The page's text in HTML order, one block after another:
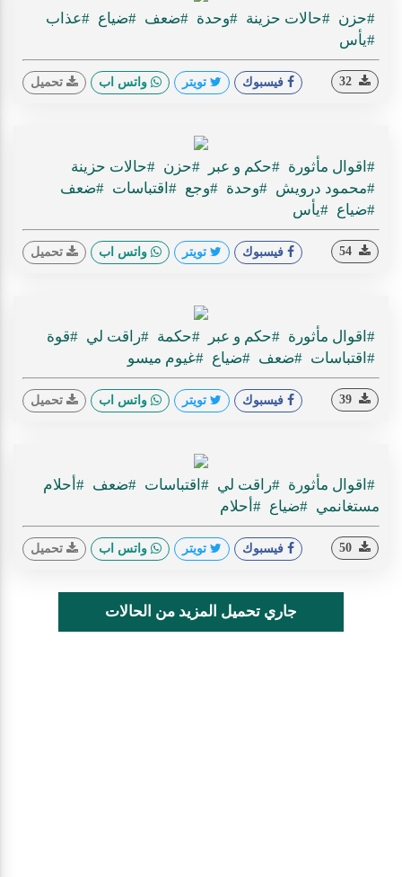
#حزن #حالات حزينة #وحدة #ضعف #ضياع #عذاب
#يأس
فيسبوك تويتر واتس اب تحميل
#اقوال مأثورة #حكم و عبر #حزن #حالات حزينة
#محمود درويش #وحدة #وجع #اقتباسات #ضعف
#ضياع #يأس
فيسبوك تويتر واتس اب تحميل
#اقوال مأثورة #حكم و عبر #حكمة #راقت لي #قوة
#اقتباسات #ضعف #ضياع #غيوم ميسو
فيسبوك تويتر واتس اب تحميل
#اقوال مأثورة #راقت لي #اقتباسات #ضعف #أحلام
مستغانمي #ضياع #أحلام
فيسبوك تويتر واتس اب تحميل
جاري تحميل المزيد من الحالات